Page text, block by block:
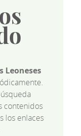
Leoneses
contenidos
los enlaces